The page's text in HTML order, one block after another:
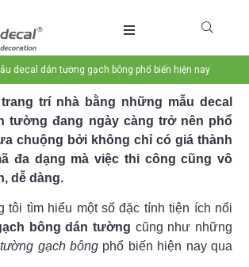
decal dán tường gạch bông phổ biến hiện nay
trí nhà bằng những mẫu decal
tường đang ngày càng trở nên phổ
chuộng bởi không chỉ có giá thành
đa dạng mà việc thi công cũng vô
dễ dàng.
tôi tìm hiểu một số đặc tính tiện ích nổi
bông dán tường cũng như những
gạch bông phổ biến hiện nay qua